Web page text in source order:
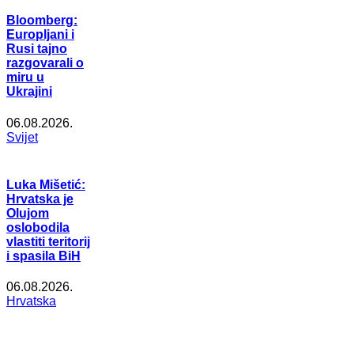
Bloomberg:
Europljani i
Rusi tajno
razgovarali o
miru u
Ukrajini
06.08.2026.
Svijet
Luka Mišetić:
Hrvatska je
Olujom
oslobodila
vlastiti teritorij
i spasila BiH
06.08.2026.
Hrvatska